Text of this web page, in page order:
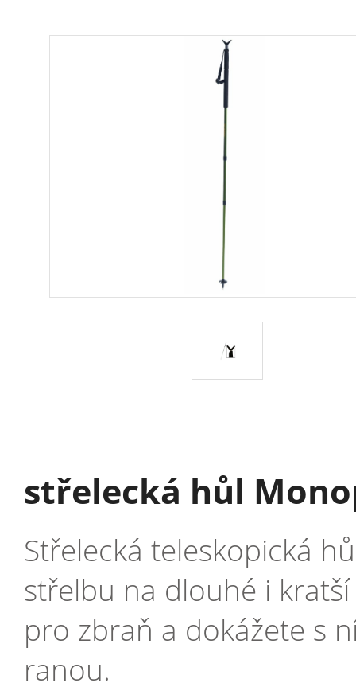
střelecká hůl
Střelecká teleskopická
střelbu na dlouhé i
pro zbraň a dokážete s
ranou.